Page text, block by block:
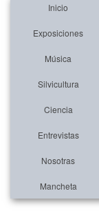
Inicio
Exposiciones
Música
Silvicultura
Ciencia
Entrevistas
Nosotras
Mancheta